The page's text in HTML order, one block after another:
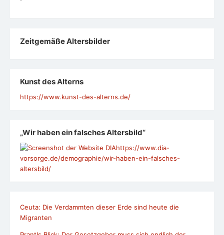
Zeit­ge­mäße Alters­bil­der
Kunst des Alterns
https://www.kunst-des-alterns.de/
„Wir haben ein falsches Altersbild“
https://www.dia-
vorsorge.de/demographie/wir-haben-ein-falsches-
altersbild/
Ceuta: Die Verdammten dieser Erde sind heute die
Migranten